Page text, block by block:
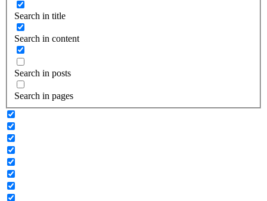
Search in title
Search in content
Search in posts
Search in pages